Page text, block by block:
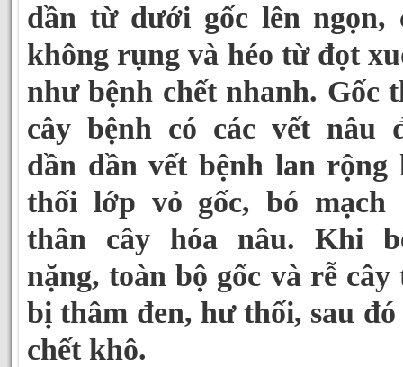
dần từ dưới gốc lên ngọn,
không rụng và héo từ đọt
như bệnh chết nhanh. Gốc
cây bệnh có các vết nâu
dần dần vết bệnh lan rộng
thối lớp vỏ gốc, bó mạch
thân cây hóa nâu. Khi
nặng, toàn bộ gốc và rễ cây
bị thâm đen, hư thối, sau đó
chết khô.